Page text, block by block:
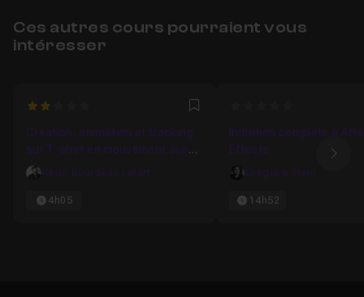
Ces autres cours pourraient vous
intéresser
2 Favori
Création, animation et tracking
sur T-shirt en mouvement avec
Illustrator, Mocha et After
Kévin Bourdeau Letort
4h05
Initiation complète à
Effects
Grégoire Stern
14h52